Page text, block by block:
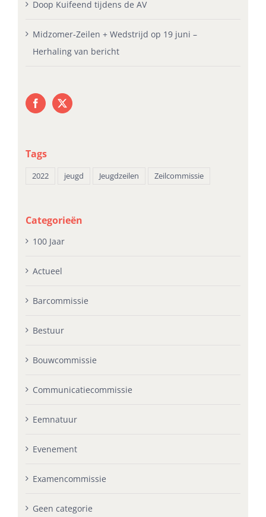
Doop Kuifeend tijdens de AV
Midzomer-Zeilen + Wedstrijd op 19 juni –
Herhaling van bericht
Tags
2022 jeugd Jeugdzeilen Zeilcommissie
Categorieën
100 Jaar
Actueel
Barcommissie
Bestuur
Bouwcommissie
Communicatiecommissie
Eemnatuur
Evenement
Examencommissie
Geen categorie